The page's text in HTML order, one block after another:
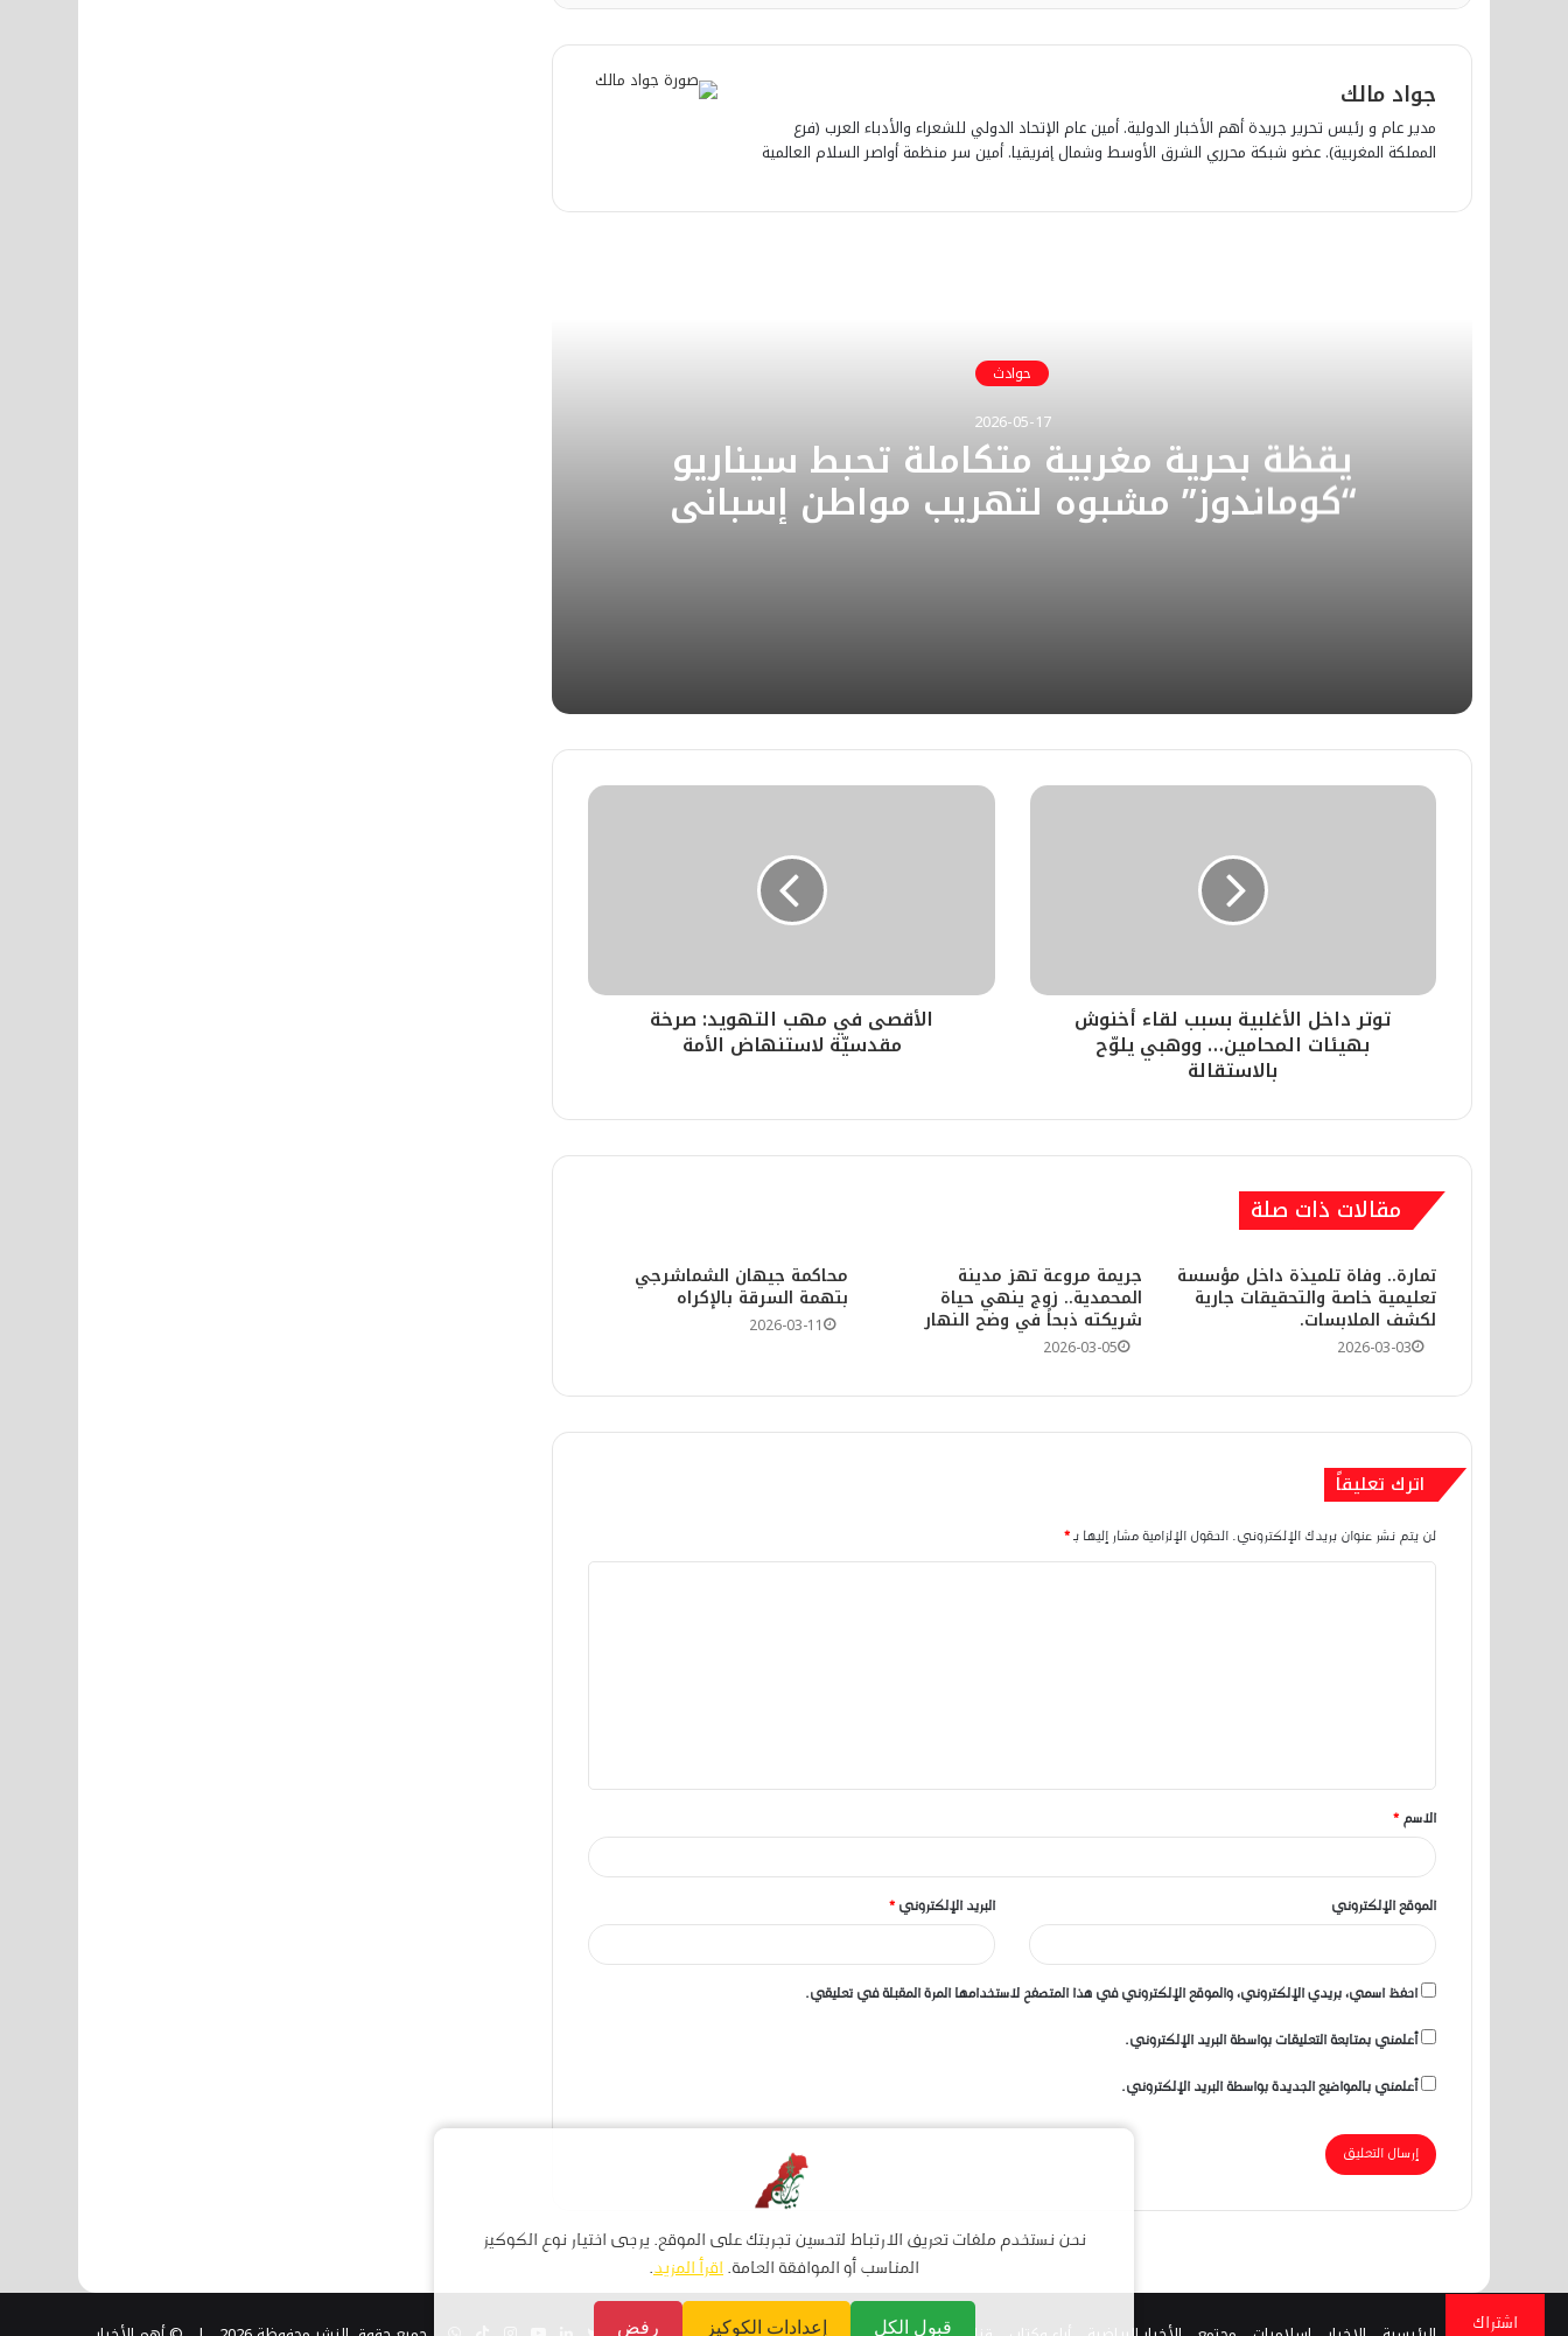
جواد مالك
مدير عام و رئيس تحرير جريدة أهم الأخبار الدولية. أمين عام الإتحاد الدولي للشعراء والأدباء العرب (فرع
المملكة المغربية). عضو شبكة محرري الشرق الأوسط وشمال إفريقيا. أمين سر منظمة أواصر السلام العالمية
حوادث
2026-05-17
يقظة بحرية مغربية متكاملة تحبط سيناريو
“كوماندوز” مشبوه لتهريب مواطن إسباني
مطلوب للعدالة من سواحل الفنيدق نحو
وفاة رائد الأغنية عبد الوهاب الدكالي
حادث مؤسف يهز أجواء المعرض الدولي للنشر والكتاب بالعاصمة الرباط
2026-04-06
المحمدية.. تدخل سريع لفرقة مكافحة العصابات يضع حداً لشخص كان يهدد المواطنين بسلاح أبيض
2026-04-06
2026-04-05
حملة أمنية بالمقبرة المنسية بالدار البيضاء… استهداف بؤر الجريمة وتعزيز الإحساس بالأمن
فاجعة تهز سلا… غرق طفل بمرينة أبي رقراق يخلف حزناً عميقاً
2026-04-04
اليوم بسلا.. مطاردة داخل قطار تُسقط “لص الدرجة الأولى” وتفضح سرقات متكررة بين المدن
2026-03-21
​الأقصى في مهب التهويد: صرخة
مقدسيّة لاستنهاض الأمة
توتر داخل الأغلبية بسبب لقاء أخنوش
بهيئات المحامين… ووهبي يلوّح
بالاستقالة
مقالات ذات صلة
محاكمة جيهان الشماشرجي
بتهمة السرقة بالإكراه
2026-03-11
​جريمة مروعة تهز مدينة
المحمدية.. زوج ينهي حياة
شريكته ذبحاً في وضح النهار
2026-03-05
تمارة.. وفاة تلميذة داخل مؤسسة
تعليمية خاصة والتحقيقات جارية
لكشف الملابسات.
2026-03-03
اترك تعليقاً
لن يتم نشر عنوان بريدك الإلكتروني. الحقول الإلزامية مشار إليها بـ*
ق
*
الاسم*
البريد الإلكتروني * الموقع الإلكتروني
احفظ اسمي، بريدي الإلكتروني، والموقع الإلكتروني في هذا المتصفح لاستخدامها المرة المقبلة في تعليقي.
أعلمني بمتابعة التعليقات بواسطة البريد الإلكتروني.
أعلمني بالمواضيع الجديدة بواسطة البريد الإلكتروني.
نحن نستخدم ملفات تعريف الارتباط لتحسين تجربتك على الموقع. يرجى اختيار نوع الكوكيز
المناسب أو الموافقة العامة. اقرأ المزيد.
قبول الكل إعدادات الكوكيز رفض اشتراك